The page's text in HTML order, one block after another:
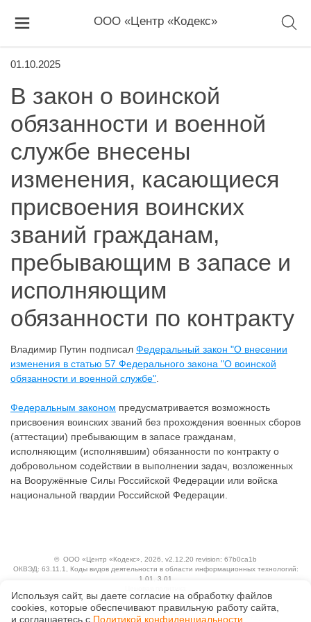
ООО «Центр «Кодекс»
01.10.2025
В закон о воинской
обязанности и военной
службе внесены
изменения, касающиеся
присвоения воинских
званий гражданам,
пребывающим в запасе и
исполняющим
обязанности по контракту
Владимир Путин подписал Федеральный закон "О внесении
изменения в статью 57 Федерального закона "О воинской
обязанности и военной службе"
Федеральным законом предусматривается возможность
присвоения воинских званий без прохождения военных сборов
(аттестации) пребывающим в запасе гражданам,
исполняющим (исполнявшим) обязанности по контракту о
добровольном содействии в выполнении задач, возложенных
на Вооружённые Силы Российской Федерации или войска
национальной гвардии Российской Федерации.
© ООО «Центр «Кодекс» , 2026, v2.12.20 revision: 67b0ca1b
ОКВЭД: 63.11.1, Коды видов деятельности в области информационных технологий:
1.01, 3.01
Технологии
Исключительные авторские и смежные права принадлежат АО «Кодекс».
Используя сайт, вы даете согласие на обработку файлов
сооkiеs, которые обеспечивают правильную работу сайта,
и соглашаетесь с Политикой конфиденциальности